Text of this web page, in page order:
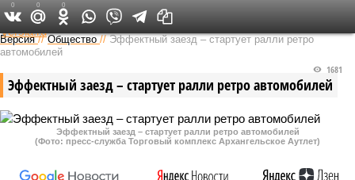
Федеральный выпуск
Версия //Общество //Эффектный заезд – стартует ралли ретро
автомобилей
Эффектный заезд – стартует ралли ретро автомобилей
1681
Эффектный заезд – стартует ралли ретро автомобилей
(Фото: пресс-служба Торговый комплекс Архангельское Аутлет)
0 0 0